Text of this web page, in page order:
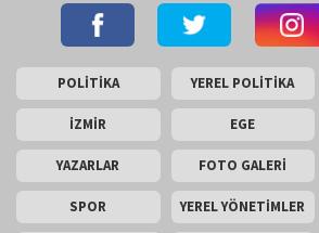
POLİTİKA YEREL POLİTİKA
İZMİR EGE
YAZARLAR FOTO GALERİ
SPOR YEREL YÖNETİMLER